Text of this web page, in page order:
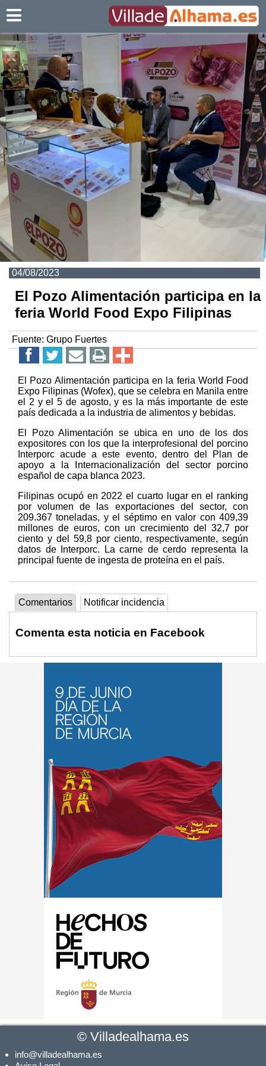
04/08/2023
El Pozo Alimentación participa en la
feria World Food Expo Filipinas
Fuente: Grupo Fuertes
El Pozo Alimentación participa en la feria World Food
Expo Filipinas (Wofex), que se celebra en Manila entre
el 2 y el 5 de agosto, y es la más importante de este
país dedicada a la industria de alimentos y bebidas.
El Pozo Alimentación se ubica en uno de los dos
expositores con los que la interprofesional del porcino
Interporc acude a este evento, dentro del Plan de
apoyo a la Internacionalización del sector porcino
español de capa blanca 2023.
Filipinas ocupó en 2022 el cuarto lugar en el ranking
por volumen de las exportaciones del sector, con
209.367 toneladas, y el séptimo en valor con 409,39
millones de euros, con un crecimiento del 32,7 por
ciento y del 59,8 por ciento, respectivamente, según
datos de Interporc. La carne de cerdo representa la
principal fuente de ingesta de proteína en el país.
Comentarios Notificar incidencia
Comenta esta noticia en Facebook
© Villadealhama.es
info@villadealhama.es